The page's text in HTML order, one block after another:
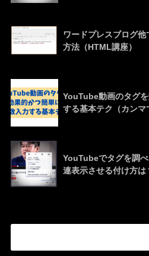
ワードプレスブログ
方法（HTML講座）
YouTube動画のタグ
する基本テク（カンマ
YouTubeでタグを調
連表示させる付け方は